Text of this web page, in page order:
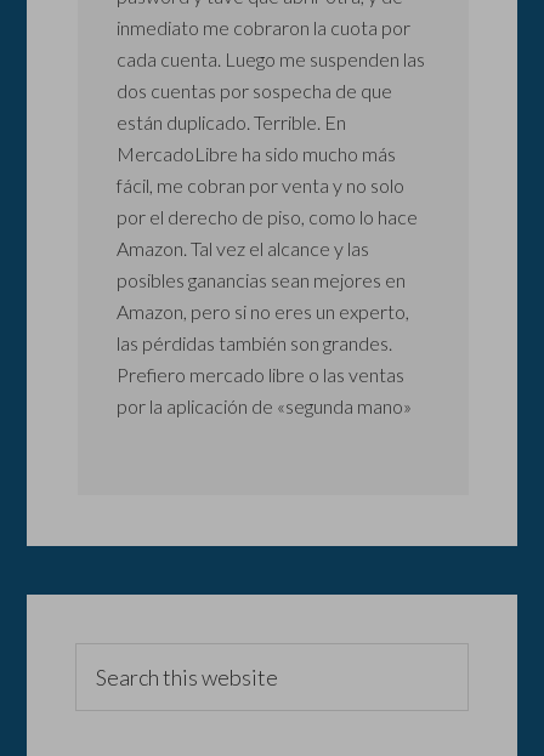
inmediato me cobraron la cuota por
cada cuenta. Luego me suspenden las
dos cuentas por sospecha de que
están duplicado. Terrible. En
MercadoLibre ha sido mucho más
fácil, me cobran por venta y no solo
por el derecho de piso, como lo hace
Amazon. Tal vez el alcance y las
posibles ganancias sean mejores en
Amazon, pero si no eres un experto,
las pérdidas también son grandes.
Prefiero mercado libre o las ventas
por la aplicación de «segunda mano»